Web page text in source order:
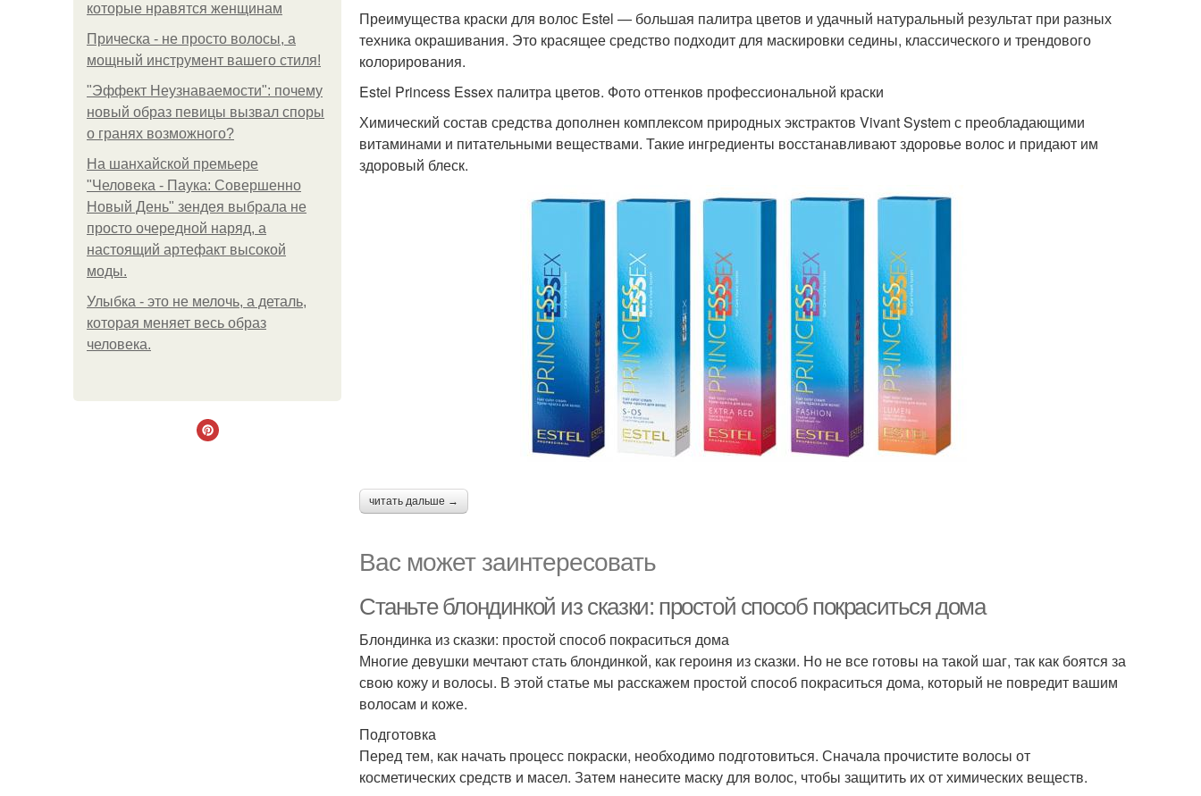
которые нравятся женщинам
Прическа - не просто волосы, а
мощный инструмент вашего стиля!
"Эффект Неузнаваемости": почему
новый образ певицы вызвал споры
о гранях возможного?
На шанхайской премьере
"Человека - Паука: Совершенно
Новый День" зендея выбрала не
просто очередной наряд, а
настоящий артефакт высокой
моды.
Улыбка - это не мелочь, а деталь,
которая меняет весь образ
человека.
Преимущества краски для волос Estel — большая палитра цветов и удачный натуральный результат при разных
техника окрашивания. Это красящее средство подходит для маскировки седины, классического и трендового
колорирования.
Estel Princess Essex палитра цветов. Фото оттенков профессиональной краски
Химический состав средства дополнен комплексом природных экстрактов Vivant System с преобладающими
витаминами и питательными веществами. Такие ингредиенты восстанавливают здоровье волос и придают им
здоровый блеск.
читать дальше →
Вас может заинтересовать
Станьте блондинкой из сказки: простой способ покраситься дома
Блондинка из сказки: простой способ покраситься дома
Многие девушки мечтают стать блондинкой, как героиня из сказки. Но не все готовы на такой шаг, так как боятся за
свою кожу и волосы. В этой статье мы расскажем простой способ покраситься дома, который не повредит вашим
волосам и коже.
Подготовка
Перед тем, как начать процесс покраски, необходимо подготовиться. Сначала прочистите волосы от
косметических средств и масел. Затем нанесите маску для волос, чтобы защитить их от химических веществ.